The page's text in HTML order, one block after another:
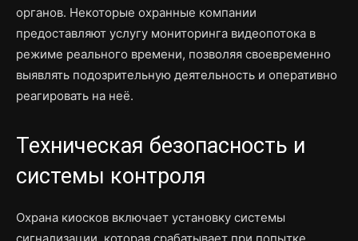
органов. Некоторые охранные компании
предоставляют услугу мониторинга видеопотока в
режиме реального времени, позволяя своевременно
выявлять подозрительную деятельность и оперативно
реагировать на неё.
Техническая безопасность и
системы контроля
Охрана киосков включает установку системы